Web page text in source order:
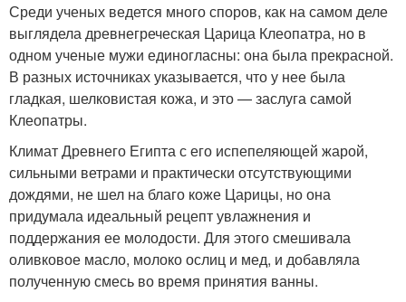
Среди ученых ведется много споров, как на самом деле
выглядела древнегреческая Царица Клеопатра, но в
одном ученые мужи единогласны: она была прекрасной.
В разных источниках указывается, что у нее была
гладкая, шелковистая кожа, и это — заслуга самой
Клеопатры.
Климат Древнего Египта с его испепеляющей жарой,
сильными ветрами и практически отсутствующими
дождями, не шел на благо коже Царицы, но она
придумала идеальный рецепт увлажнения и
поддержания ее молодости. Для этого смешивала
оливковое масло, молоко ослиц и мед, и добавляла
полученную смесь во время принятия ванны.